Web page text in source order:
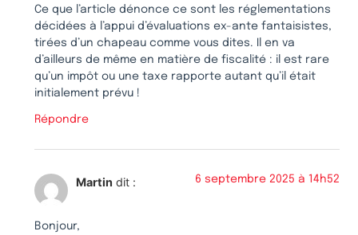
Ce que l’article dénonce ce sont les réglementations
décidées à l’appui d’évaluations ex-ante fantaisistes,
tirées d’un chapeau comme vous dites. Il en va
d’ailleurs de même en matière de fiscalité : il est rare
qu’un impôt ou une taxe rapporte autant qu’il était
initialement prévu !
Répondre
Martin dit : 6 septembre 2025 à 14h52
Bonjour,